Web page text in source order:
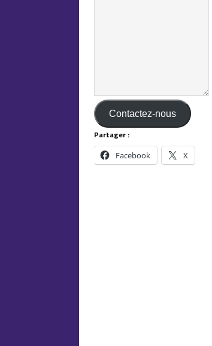
Contactez-nous
Partager :
Facebook X